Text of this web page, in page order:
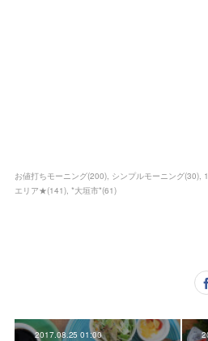
お値打ちモーニング(200) シンプルモーニング(30)
エリア★(141) *大垣市*(61)
2017.08.25 01:00